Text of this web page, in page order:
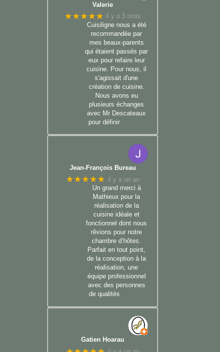
Valerie
★★★★★ il y a 3 mois
Cuisiligne nous a été
recommandée par
mes beaux-parents
qui étaient passés par
eux pour refaire leur
cuisine. Pour nous, il
s'agissait d'une
création de cuisine.
Nous avons eu
plusieurs échanges
avec Mr Descateaux
pour définir
Jean-François Bureau
★★★★★ il y a un an
Un grand merci à
Mathieux pour la
réalisation de la
cuisine idéale et
fonctionnel dont nous
rêvions pour notre
chambre d’hôtes.
Parfait en tout point,
de la conception à la
réalisation, une
équipe professionnel
avec des personnes
de qualités
Gatien Hoarau